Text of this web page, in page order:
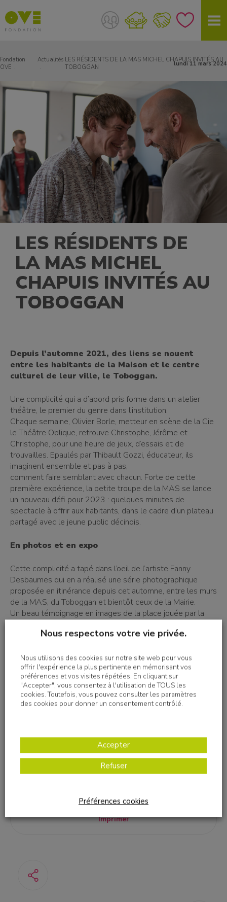
Fondation
OVE
Actualités LES RÉSIDENTS DE LA MAS MICHEL CHAPUIS INVITÉS AU
TOBOGGAN
lundi 11 mars 2024
LES RÉSIDENTS DE
LA MAS MICHEL
CHAPUIS INVITÉS AU
TOBOGGAN
Depuis l’automne 2021, des liens se nouent
entre les habitants de la Maison et le centre
culturel de leur ville, le Toboggan.
Une complicité qui a d’abord pris forme dans un atelier
théâtre, le premier du genre dans l’institution.
Chaque semaine, Olivier Borle, metteur en scène de la Cie
le Théâtre Oblique, retrouve Christophe, Jérôme et
Christophe, pour une heure de jeux, d’essais et de
trouvailles. Epaulés par Thibault Gozzi, éducateur, ils
imaginent ensemble et pas à pas,
comment faire semblant avec chacun. Forte de cette
première expérience, la petite troupe de la MAS se lance
un nouveau défi pour 2023 : quelques minutes de
spectacle à offrir aux habitants, dans le cadre d’un plateau
partagé avec le jeune public décinois.
En photos et en expo
Cette complicité a tapé dans l’oeil de l’artiste Fanny
Desbaumes qui en a réalisé une série photographique
proposée en itinérance depuis cet automne, entre les murs
de la MAS, du Toboggan et bientôt ceux de la Mairie.
Un beau témoignage en images de la place jouée par la
ouverture culturelle ne s’arrête pas à notre petite troupe.
Imprimer
Nous respectons votre vie privée.
Nous utilisons des cookies sur notre site web pour vous
offrir l'expérience la plus pertinente en mémorisant vos
préférences et vos visites répétées. En cliquant sur
"Accepter", vous consentez à l'utilisation de TOUS les
cookies. Toutefois, vous pouvez consulter les paramètres
des cookies pour donner un consentement contrôlé.
Accepter
Refuser
Préférences cookies